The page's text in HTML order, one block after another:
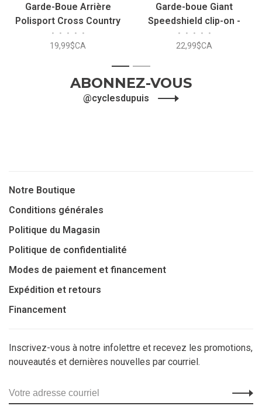
Garde-Boue Arrière
Polisport Cross Country
• • • • •
19,99$CA
Garde-boue Giant
Speedshield clip-on -
Avant
• • • • •
22,99$CA
1 2
ABONNEZ-VOUS
@cyclesdupuis
Notre Boutique
Conditions générales
Politique du Magasin
Politique de confidentialité
Modes de paiement et financement
Expédition et retours
Financement
Inscrivez-vous à notre infolettre et recevez les promotions,
nouveautés et dernières nouvelles par courriel.